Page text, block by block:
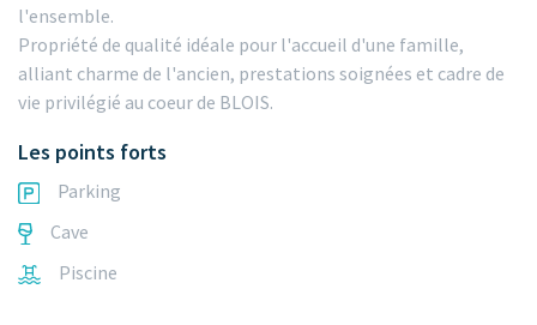
l'ensemble.
Propriété de qualité idéale pour l'accueil d'une famille,
alliant charme de l'ancien, prestations soignées et cadre de
vie privilégié au coeur de BLOIS.
Les points forts
Parking
Cave
Piscine